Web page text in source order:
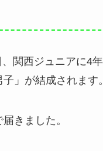
関西ジュニアに4
」が結成されます。
きました。